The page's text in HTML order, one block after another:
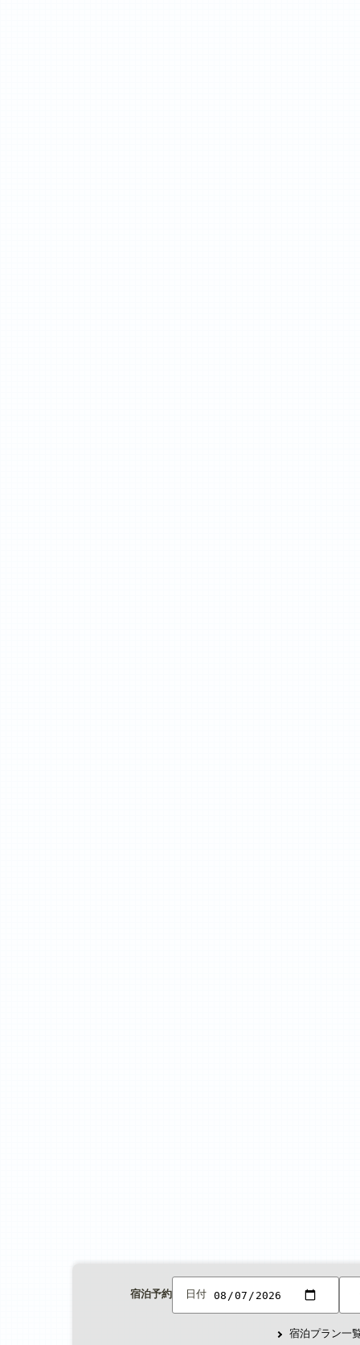
宿泊予約 日付
宿泊プラン一